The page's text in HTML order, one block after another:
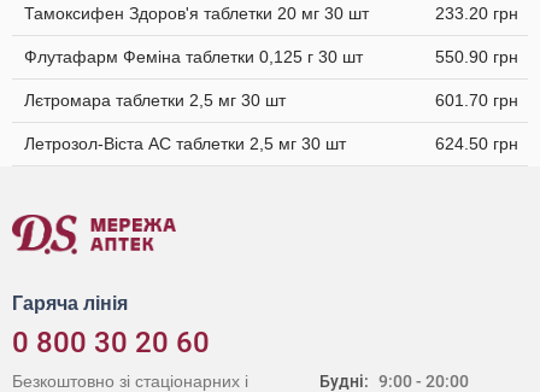
Тамоксифен Здоров'я таблетки 20 мг 30 шт 233.20 грн
Флутафарм Феміна таблетки 0,125 г 30 шт 550.90 грн
Лєтромара таблетки 2,5 мг 30 шт 601.70 грн
Летрозол-Віста АС таблетки 2,5 мг 30 шт 624.50 грн
Гаряча лінія
0 800 30 20 60
Будні: 9:00 - 20:00
Безкоштовно зі стаціонарних і